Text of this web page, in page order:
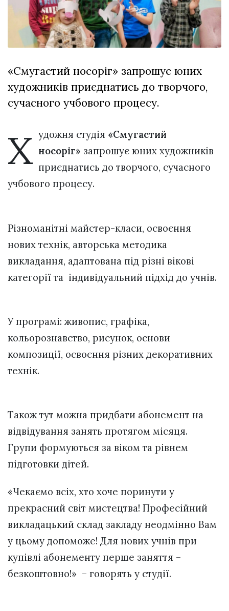
XIX
Спартакіада
VolWe...
29 Липня 2026
613 переглядів
Всі розділи
Персона
Лайф
Афіша
Контакти
Політика конфіденційності
«Смугастий носоріг» запрошує юних
художників приєднатись до творчого,
сучасного учбового процесу.
Х удожня студія «Смугастий
носоріг» запрошує юних художників
приєднатись до творчого, сучасного
учбового процесу.
Різноманітні майстер-класи, освоєння
нових технік, авторська методика
викладання, адаптована під різні вікові
категорії та індивідуальний підхід до учнів.
У програмі: живопис, графіка,
кольорознавство, рисунок, основи
композиції, освоєння різних декоративних
технік.
Також тут можна придбати абонемент на
відвідування занять протягом місяця.
Групи формуються за віком та рівнем
підготовки дітей.
«Чекаємо всіх, хто хоче поринути у
прекрасний світ мистецтва! Професійний
викладацький склад закладу неодмінно Вам
у цьому допоможе! Для нових учнів при
купівлі абонементу перше заняття –
безкоштовно!» – говорять у студії.